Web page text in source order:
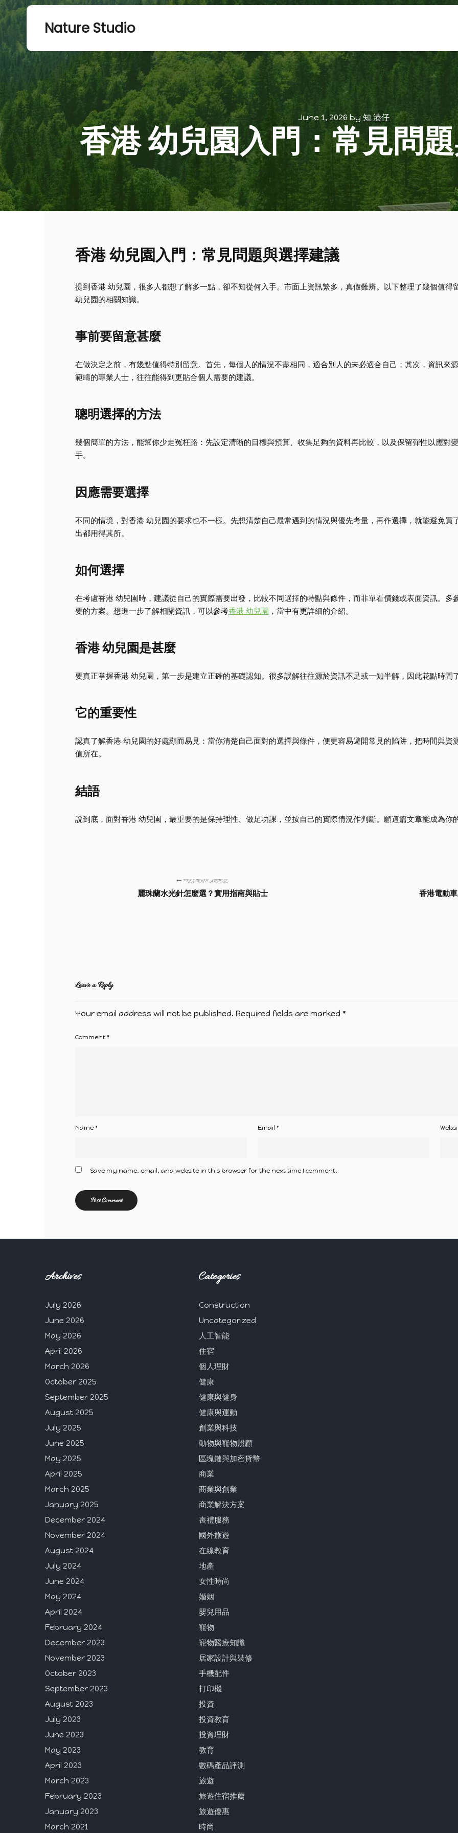
Nature Studio
June 1, 2026by 知 港仔
香港 幼兒園入門：常見問
香港 幼兒園入門：常見問題與選擇建議
提到香港 幼兒園，很多人都想了解多一點，卻不知從何入手。市面上資訊繁多，真假難辨。以下整理了幾個值
幼兒園的相關知識。
事前要留意甚麼
在做決定之前，有幾點值得特別留意。首先，每個人的情況不盡相同，適合別人的未必適合自己；其次，資訊來
範疇的專業人士，往往能得到更貼合個人需要的建議。
聰明選擇的方法
幾個簡單的方法，能幫你少走冤枉路：先設定清晰的目標與預算、收集足夠的資料再比較，以及保留彈性以應對
手。
因應需要選擇
不同的情境，對香港 幼兒園的要求也不一樣。先想清楚自己最常遇到的情況與優先考量，再作選擇，就能避免
出都用得其所。
如何選擇
在考慮香港 幼兒園時，建議從自己的實際需要出發，比較不同選擇的特點與條件，而非單看價錢或表面資訊。
要的方案。想進一步了解相關資訊，可以參考香港 幼兒園 ，當中有更詳細的介紹。
香港 幼兒園是甚麼
要真正掌握香港 幼兒園，第一步是建立正確的基礎認知。很多誤解往往源於資訊不足或一知半解，因此花點時間
它的重要性
認真了解香港 幼兒園的好處顯而易見：當你清楚自己面對的選擇與條件，便更容易避開常見的陷阱，把時間與
值所在。
結語
說到底，面對香港 幼兒園，最重要的是保持理性、做足功課，並按自己的實際情況作判斷。願這篇文章能成為你
PREVIOUS ARTICLE
麗珠蘭水光針怎麼選？實用指南與貼士 香港電動
Leave a Reply
Your email address will not be published. Required fields are marked *
Comment *
Name * Email *
Save my name, email, and website in this browser for the next time I comment.
Archives
July 2026
June 2026
May 2026
April 2026
March 2026
October 2025
September 2025
August 2025
July 2025
June 2025
May 2025
April 2025
March 2025
January 2025
December 2024
November 2024
August 2024
July 2024
June 2024
May 2024
April 2024
February 2024
December 2023
November 2023
October 2023
September 2023
August 2023
July 2023
June 2023
May 2023
April 2023
March 2023
February 2023
January 2023
March 2021
Categories
Construction
Uncategorized
人工智能
住宿
個人理財
健康
健康與健身
健康與運動
創業與科技
動物與寵物照顧
區塊鏈與加密貨幣
商業
商業與創業
商業解決方案
喪禮服務
國外旅遊
在線教育
地產
女性時尚
婚姻
嬰兒用品
寵物
寵物醫療知識
居家設計與裝修
手機配件
打印機
投資
投資教育
投資理財
教育
數碼產品評測
旅遊
旅遊住宿推薦
旅遊優惠
時尚